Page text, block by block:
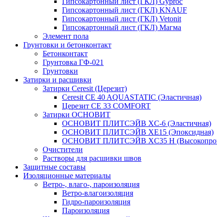
Гипсокартонный лист (ГКЛ) KNAUF
Гипсокартонный лист (ГКЛ) Vetonit
Гипсокартонный лист (ГКЛ) Магма
Элемент пола
Грунтовки и бетонконтакт
Бетонконтакт
Грунтовка ГФ-021
Грунтовки
Затирки и расшивки
Затирки Ceresit (Церезит)
Ceresit CE 40 AQUASTATIC (Эластичная)
Церезит CE 33 COMFORT
Затирки ОСНОВИТ
ОСНОВИТ ПЛИТСЭЙВ XC-6 (Эластичная)
ОСНОВИТ ПЛИТСЭЙВ XЕ15 (Эпоксидная)
ОСНОВИТ ПЛИТСЭЙВ XС35 Н
Очистители
Растворы для расшивки швов
Защитные составы
Изоляционные материалы
Ветро-, влаго-, пароизоляция
Ветро-влагоизоляция
Гидро-пароизоляция
Пароизоляция